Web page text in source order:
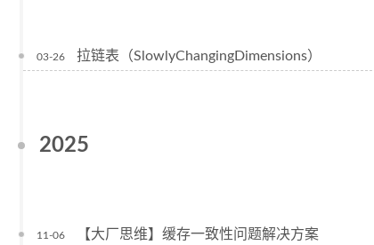
03-26 拉链表（SlowlyChangingDimensions）
2025
11-06 【大厂思维】缓存一致性问题解决方案